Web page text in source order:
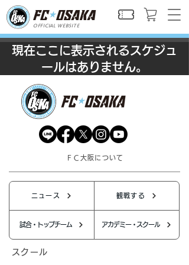
OFFICIAL WEBSITE
現在ここに表示されるスケジュ
ールはありません。
ＦＣ大阪について
ニュース 観戦する
試合・トップチーム アカデミー・スクール
スクール